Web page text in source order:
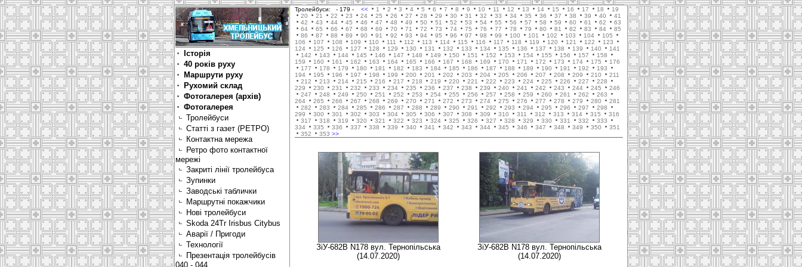
Історія
40 років руху
Маршрути руху
Рухомий склад
Фотогалерея (архів)
Фотогалерея
Тролейбуси
Статті з газет (РЕТРО)
Контактна мережа
Ретро фото контактної
мережі
Закриті лінії тролейбуса
Зупинки
Заводські таблички
Маршрутні покажчики
Нові тролейбуси
Skoda 24Tr Irisbus Citybus
Аварії / Пригоди
Технології
Презентація тролейбусів
040 - 044
Тролейбуси: - 179 - << 1 2 3 4 5 6 7 8 9 10 11 12 13 14 15 16 17 18
19
20
21 22 23 24 25 26 27 28 29 30 31 32 33 34 35 36 37 38 39 40
41
42
43 44 45 46 47 48 49 50 51 52 53 54 55 56 57 58 59 60 61 62
63
64
65 66 67 68 69 70 71 72 73 74 75 76 77 78 79 80 81 82 83 84
85
86
87 88 89 90 91 92 93 94 95 96 97 98 99 100 101 102 103 104
105
106
107 108 109 110 111 112 113 114 115 116 117 118 119 120 121 122
123
124
125 126 127 128 129 130 131 132 133 134 135 136 137 138 139 140
141
142
143 144 145 146 147 148 149 150 151 152 153 154 155 156 157
158
159
160 161 162 163 164 165 166 167 168 169 170 171 172 173 174 175
176
177
178 179 180 181 182 183 184 185 186 187 188 189 190 191 192
193
194
195 196 197 198 199 200 201 202 203 204 205 206 207 208 209 210
211
212
213 214 215 216 217 218 219 220 221 222 223 224 225 226 227
228
229
230 231 232 233 234 235 236 237 238 239 240 241 242 243 244 245
246
247
248 249 250 251 252 253 254 255 256 257 258 259 260 261 262
263
264
265 266 267 268 269 270 271 272 273 274 275 276 277 278 279 280
281
282
283 284 285 286 287 288 289 290 291 292 293 294 295 296 297
298
299
300 301 302 303 304 305 306 307 308 309 310 311 312 313 314 315
316
317
318 319 320 321 322 323 324 325 326 327 328 329 330 331 332
333
334
335 336 337 338 339 340 341 342 343 344 345 346 347 348 349 350
351
352
353 >>
ЗіУ-682В N178 вул. Тернопільська
(14.07.2020)
ЗіУ-682В N178 вул. Тернопільська
(14.07.2020)